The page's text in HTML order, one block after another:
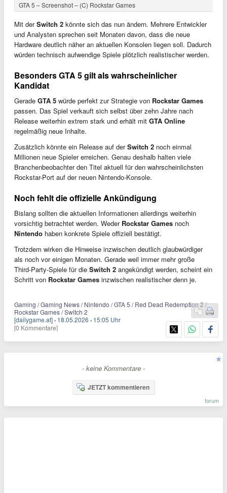
GTA 5 – Screenshot – (C) Rockstar Games
Mit derSwitch 2 könnte sich das nun ändern. Mehrere Entwickler
und Analysten sprechen seit Monaten davon, dass die neue
Hardware deutlich näher an aktuellen Konsolen liegen soll. Dadurch
würden technisch aufwendige Spiele plötzlich realistischer werden.
Besonders GTA 5 gilt als wahrscheinlicher
Kandidat
Gerade GTA 5 würde perfekt zur Strategie von Rockstar Games
passen. Das Spiel verkauft sich selbst über zehn Jahre nach
Release weiterhin extrem stark und erhält mit GTA Online
regelmäßig neue Inhalte.
Zusätzlich könnte ein Release auf derSwitch 2 noch einmal
Millionen neue Spieler erreichen. Genau deshalb halten viele
Branchenbeobachter den Titel aktuell für den wahrscheinlichsten
Rockstar-Port auf der neuen Nintendo-Konsole.
Noch fehlt die offizielle Ankündigung
Bislang sollten die aktuellen Informationen allerdings weiterhin
vorsichtig betrachtet werden. Weder Rockstar Games noch
Nintendo haben konkrete Spiele offiziell bestätigt.
Trotzdem wirken die Hinweise inzwischen deutlich glaubwürdiger
als noch vor einigen Monaten. Gerade weil immer mehr große
Third-Party-Spiele für die Switch 2 angekündigt werden, scheint ein
Schritt von Rockstar Games inzwischen realistischer denn je.
Gaming / Gaming News / Nintendo / GTA 5 / Red Dead Redemption 2 /
Rockstar Games / Switch 2
[dailygame.at] · 18.05.2026 · 15:05 Uhr
[0 Kommentare]
- keine Kommentare -
JETZT kommentieren
forum